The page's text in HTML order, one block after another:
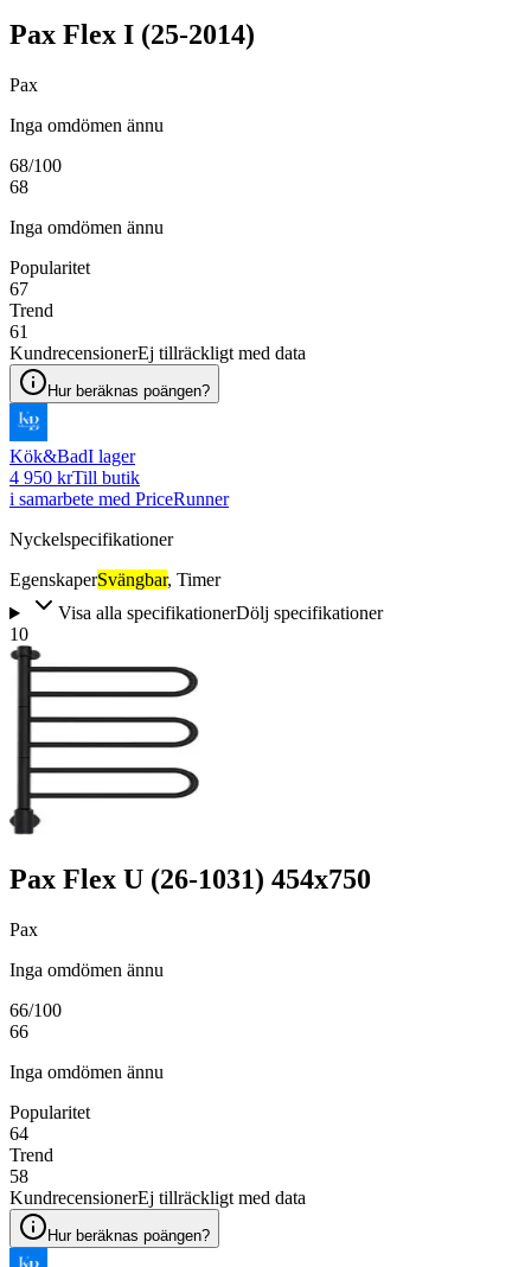
Pax Flex I (25-2014)
Pax
Inga omdömen ännu
68/100
68
Inga omdömen ännu
Popularitet
67
Trend
61
KundrecensionerEj tillräckligt med data
Hur beräknas poängen?
Kök&BadI lager
4 950 krTill butik
i samarbete med PriceRunner
Nyckelspecifikationer
EgenskaperSvängbar, Timer
Visa alla specifikationerDölj specifikationer
10
Pax Flex U (26-1031) 454x750
Pax
Inga omdömen ännu
66/100
66
Inga omdömen ännu
Popularitet
64
Trend
58
KundrecensionerEj tillräckligt med data
Hur beräknas poängen?